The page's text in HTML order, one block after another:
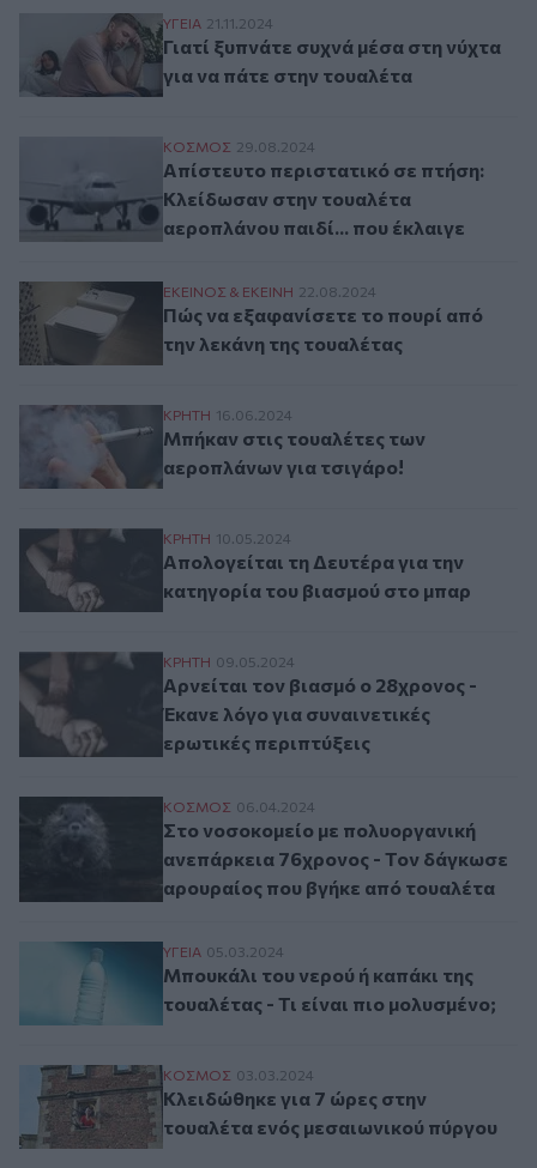
Γιατί ξυπνάτε συχνά μέσα στη νύχτα για
ΥΓΕΙΑ 21.11.2024
Γιατί ξυπνάτε συχνά μέσα στη νύχτα
για να πάτε στην τουαλέτα
Απίστευτο περιστατικό σε πτήση:
ΚΟΣΜΟΣ 29.08.2024
Απίστευτο περιστατικό σε πτήση:
Κλείδωσαν στην τουαλέτα
αεροπλάνου παιδί... που έκλαιγε
Πώς να εξαφανίσετε το πουρί από την
ΕΚΕΙΝΟΣ & ΕΚΕΙΝΗ 22.08.2024
Πώς να εξαφανίσετε το πουρί από
την λεκάνη της τουαλέτας
Μπήκαν στις τουαλέτες των αεροπλάνων
ΚΡΗΤΗ 16.06.2024
Μπήκαν στις τουαλέτες των
αεροπλάνων για τσιγάρο!
Απολογείται τη Δευτέρα για την
ΚΡΗΤΗ 10.05.2024
Απολογείται τη Δευτέρα για την
κατηγορία του βιασμού στο μπαρ
Αρνείται τον βιασμό ο 28χρονος - Έκανε
ΚΡΗΤΗ 09.05.2024
Αρνείται τον βιασμό ο 28χρονος -
Έκανε λόγο για συναινετικές
ερωτικές περιπτύξεις
Στο νοσοκομείο με πολυοργανική
ΚΟΣΜΟΣ 06.04.2024
Στο νοσοκομείο με πολυοργανική
ανεπάρκεια 76χρονος - Τον δάγκωσε
αρουραίος που βγήκε από τουαλέτα
Μπουκάλι του νερού ή καπάκι της
ΥΓΕΙΑ 05.03.2024
Μπουκάλι του νερού ή καπάκι της
τουαλέτας - Τι είναι πιο μολυσμένο;
Κλειδώθηκε για 7 ώρες στην τουαλέτα
ΚΟΣΜΟΣ 03.03.2024
Κλειδώθηκε για 7 ώρες στην
τουαλέτα ενός μεσαιωνικού πύργου